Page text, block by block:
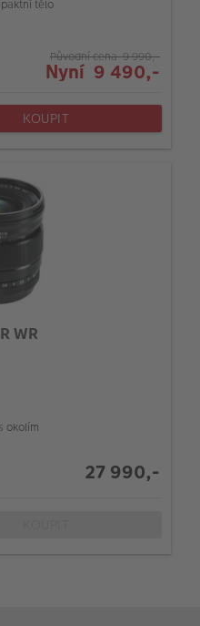
tělo
Původní cena 9 990,-
Nyní 9 490,-
KOUPIT
WR
okolím
27 990,-